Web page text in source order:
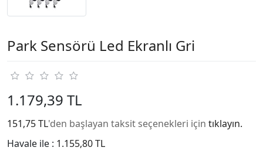
Park Sensörü Led Ekranlı Gri
1.179,39 TL
151,75 TL'den başlayan taksit seçenekleri için tıklayın.
Havale ile : 1.155,80 TL